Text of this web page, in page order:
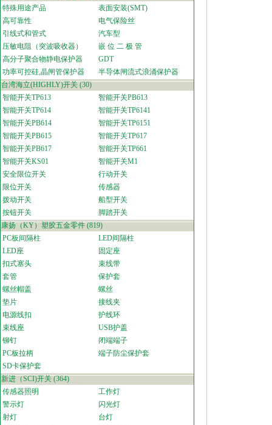
特殊用途产品
表面安装(SMT)
高可靠性
电气保险丝
引线式和管式
汽车型
压敏电阻（突波吸收器）
嵌 位 二 极 管
高分子聚合物静电保护器
GDT
功率可控硅,晶闸管保护器
半导体闸流式浪涌保护器
台湾海立(HIGHLY)开关 (30)
智能开关TP613
智能开关PB613
智能开关TP614
智能开关TP6141
智能开关PB614
智能开关TP6151
智能开关PB615
智能开关TP617
智能开关PB617
智能开关TP661
智能开关KS01
智能开关M1
安全限位开关
行动开关
限位开关
传感器
拨动开关
船型开关
按钮开关
脚踏开关
康扬（KY）塑胶五金零件 (819)
PC板间隔柱
LED间隔柱
LED座
固定座
扣式塞头
束线带
套管
保护套
螺丝帽盖
螺丝
垫片
接线夹
电源线扣
护线环
束线座
USB护盖
铆钉
闭端端子
PC板拉柄
端子防尘保护套
SD卡保护套
新进（SCI)开关 (364)
传感器照明
工作灯
警示灯
闪光灯
射灯
台灯